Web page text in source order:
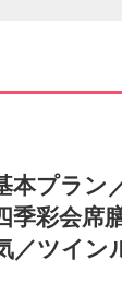
本プラン
季彩会席
／ツイン